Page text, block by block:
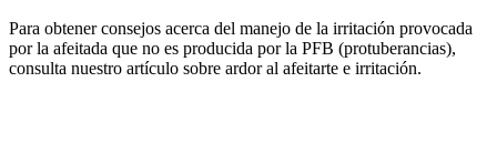
Para obtener consejos acerca del manejo de la irritación provocada
por la afeitada que no es producida por la PFB (protuberancias),
consulta nuestro artículo sobre ardor al afeitarte e irritación.